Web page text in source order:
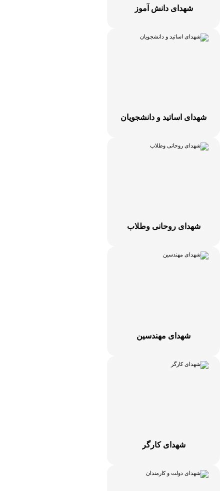
شهدای دانش آموز
شهدای اساتید و دانشجویان
شهدای روحانی وطلاب
شهدای مهندسین
شهدای کارگر